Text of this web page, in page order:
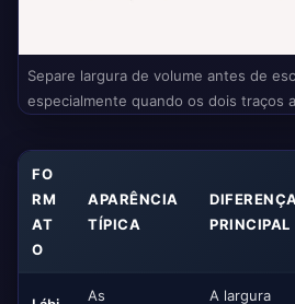
Separe largura de volume antes de
especialmente quando os dois traços
FO
RM
AT
O
APARÊNCIA
TÍPICA
DIFERENÇA
PRINCIPAL
As
A largura